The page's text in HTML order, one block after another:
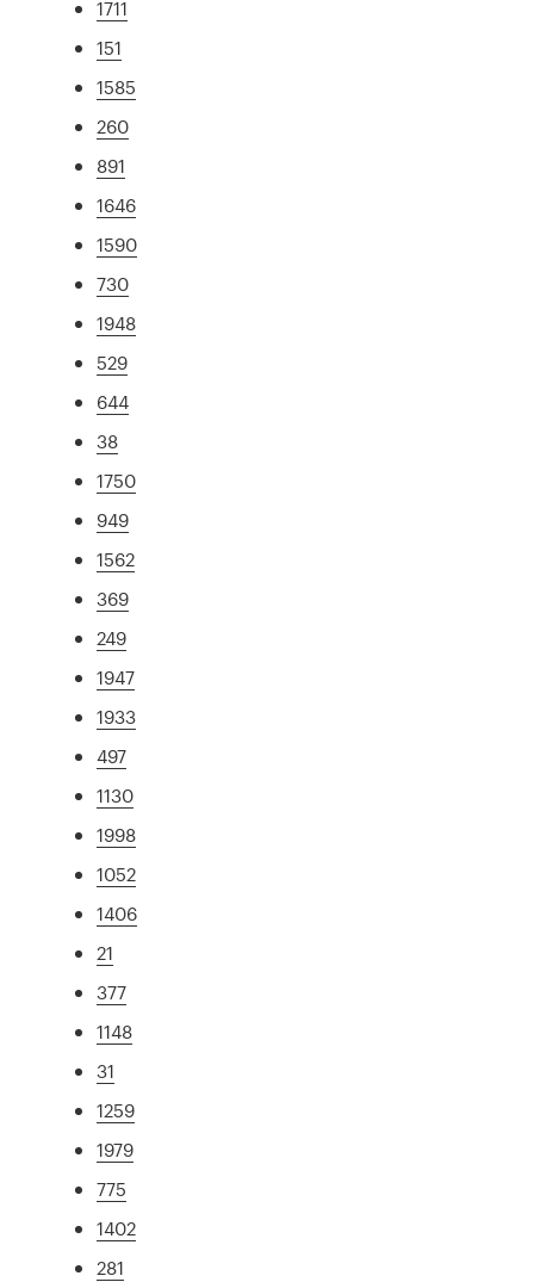
1711
151
1585
260
891
1646
1590
730
1948
529
644
38
1750
949
1562
369
249
1947
1933
497
1130
1998
1052
1406
21
377
1148
31
1259
1979
775
1402
281